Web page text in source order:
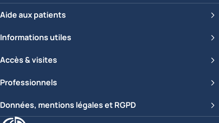
Aide aux patients
Informations utiles
Accès & visites
Professionnels
Données, mentions légales et RGPD